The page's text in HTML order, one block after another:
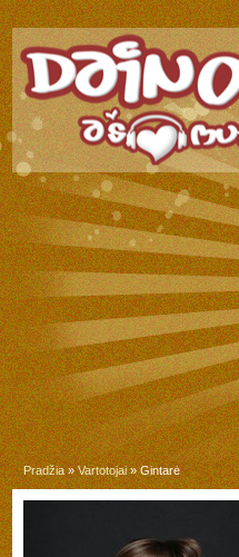
Pradžia»Vartotojai» Gintarė